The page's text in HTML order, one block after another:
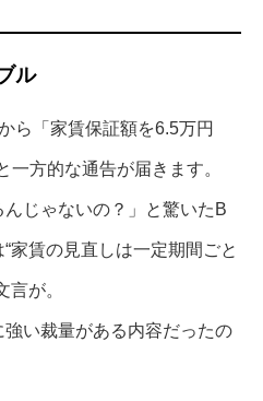
ル
ら「家賃保証額を6.5万円
方的な通告が届きます。
んじゃないの？」と驚いたB
家賃の見直しは一定期間ごと
言が。
い裁量がある内容だったの